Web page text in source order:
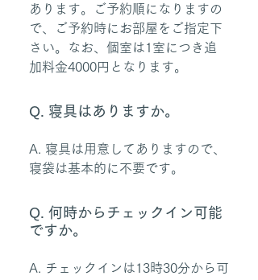
あります。ご予約順になりますの
で、ご予約時にお部屋をご指定下
さい。なお、個室は1室につき追
加料金4000円となります。
Q. 寝具はありますか。
A. 寝具は用意してありますので、
寝袋は基本的に不要です。
Q. 何時からチェックイン可能
ですか。
A. チェックインは13時30分から可